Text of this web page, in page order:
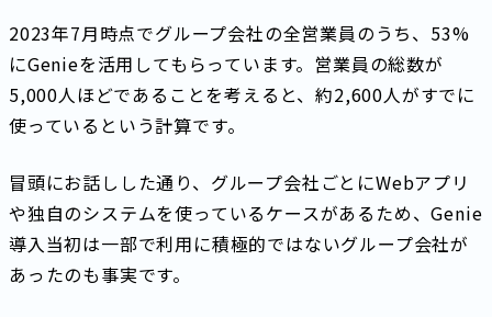
2023年7月時点でグループ会社の全営業員のうち、53%
にGenieを活用してもらっています。営業員の総数が
5,000人ほどであることを考えると、約2,600人がすでに
使っているという計算です。
冒頭にお話しした通り、グループ会社ごとにWebアプリ
や独自のシステムを使っているケースがあるため、Genie
導入当初は一部で利用に積極的ではないグループ会社が
あったのも事実です。